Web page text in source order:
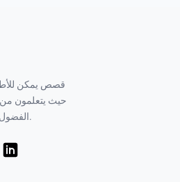
قصص يمكن
حيث يتعلمون من
الفضول، والتعاطف، والفهم الحقيقي.